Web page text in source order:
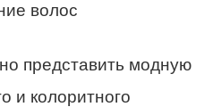
волос
представить модную
и колоритного